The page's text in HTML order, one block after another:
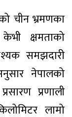
चीन भ्रमणका
क्षमताको
समझदारी
नेपालको
प्रणाली
लामो